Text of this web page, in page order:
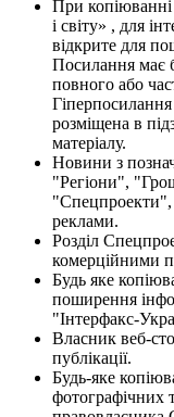
При копіюванні
і світу» , для
відкрите для
Посилання має
повного або
розміщена в
матеріалу.
Новини з
"Регіони",
реклами.
Розділ
комерційними
Будь яке
поширення
"Інтерфакс-
Власник веб-
публікації.
Будь-яке
фотографічних